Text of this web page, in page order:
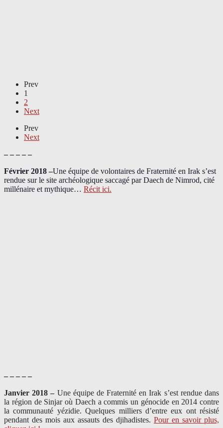
Prev
1
2
Next
Prev
Next
– – – – –
Février 2018 –Une équipe de volontaires de Fraternité en Irak s’est
rendue sur le site archéologique saccagé par Daech de Nimrod, cité
millénaire et mythique… Récit ici.
– – – – –
Janvier 2018 – Une équipe de Fraternité en Irak s’est rendue dans
la région de Sinjar où Daech a commis un génocide en 2014 contre
la communauté yézidie. Quelques milliers d’entre eux ont résisté
pendant des mois aux assauts des djihadistes. Pour en savoir plus,